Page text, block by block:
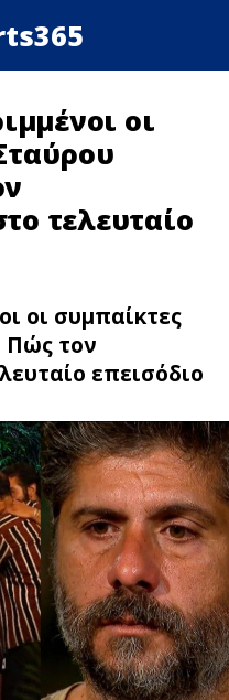
οι
τελευταίο
οι συμπαίκτες
Πώς τον
επεισόδιο